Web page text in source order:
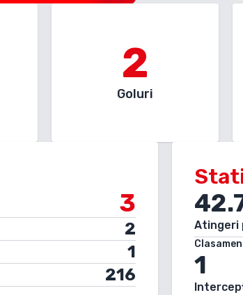
2
Goluri
3
2
1
216
Atingeri
1